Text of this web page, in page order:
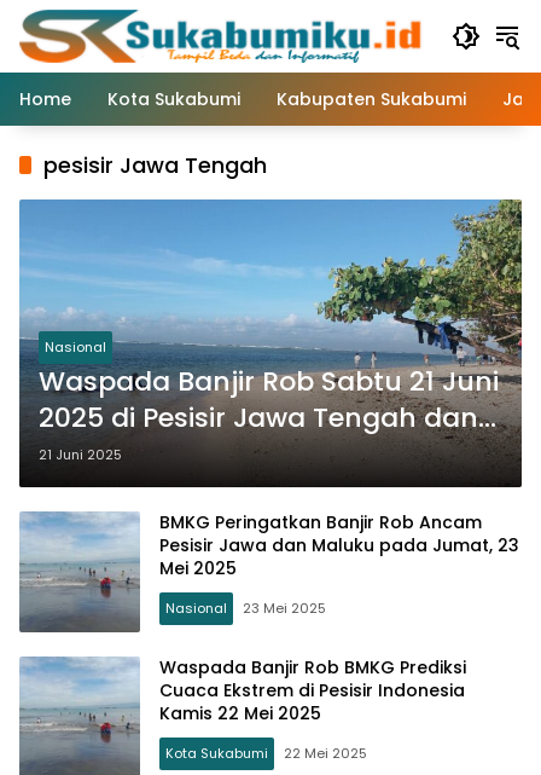
Langsung
konten
Home
Kota Sukabumi Kabupaten Sukabumi
pesisir Jawa Tengah
Nasional
Waspada Banjir Rob Sabtu 21 Juni
2025 di Pesisir Jawa Tengah dan
Kalimantan
21 Juni 2025
BMKG Peringatkan Banjir Rob Ancam
Pesisir Jawa dan Maluku pada Jumat, 23
Mei 2025
Nasional 23 Mei 2025
Waspada Banjir Rob BMKG Prediksi
Cuaca Ekstrem di Pesisir Indonesia
Kamis 22 Mei 2025
Kota Sukabumi 22 Mei 2025